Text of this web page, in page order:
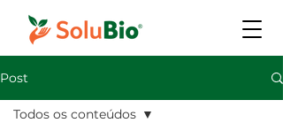
Post
Todos os conteúdos